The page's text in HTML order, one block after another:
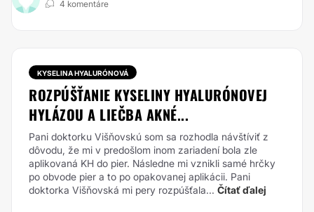
4 komentáre
KYSELINA HYALURÓNOVÁ
ROZPÚŠŤANIE KYSELINY HYALURÓNOVEJ
HYLÁZOU A LIEČBA AKNÉ...
Pani doktorku Višňovskú som sa rozhodla návštíviť z
dôvodu, že mi v predošlom inom zariadení bola zle
aplikovaná KH do pier. Následne mi vznikli samé hrčky
po obvode pier a to po opakovanej aplikácii. Pani
doktorka Višňovská mi pery rozpúšťala... Čítať ďalej